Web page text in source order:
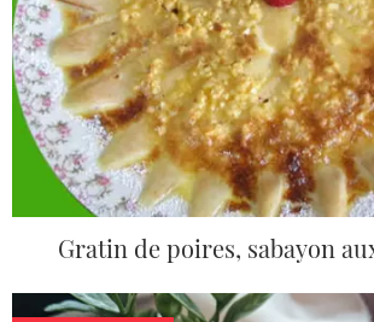
Gratin de poires, sabayon